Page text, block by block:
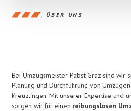
ÜBER UNS
Bei Umzugsmeister Pabst Graz sind wir
Planung und Durchführung von
Kreuzlingen. Mit unserer Expertise und
sorgen wir für einen reibungslosen